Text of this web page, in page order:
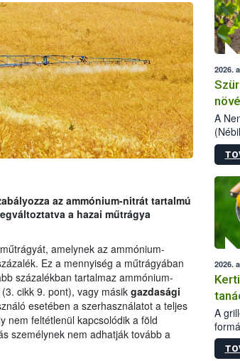
az ammónium-nitrát tartalmú
a hazai műtrágya
amelynek az ammónium-
Ez a mennyiség a műtrágyában
százalékban tartalmaz ammónium-
cikk 9. pont), vagy másikgazdasági
esetében a szerhasználatot a teljes
nem feltétlenül kapcsolódik a föld
személynek nem adhatják tovább a
2026.
A
Az
2026.
A